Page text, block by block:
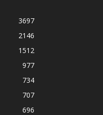
3697
2146
1512
977
734
707
696